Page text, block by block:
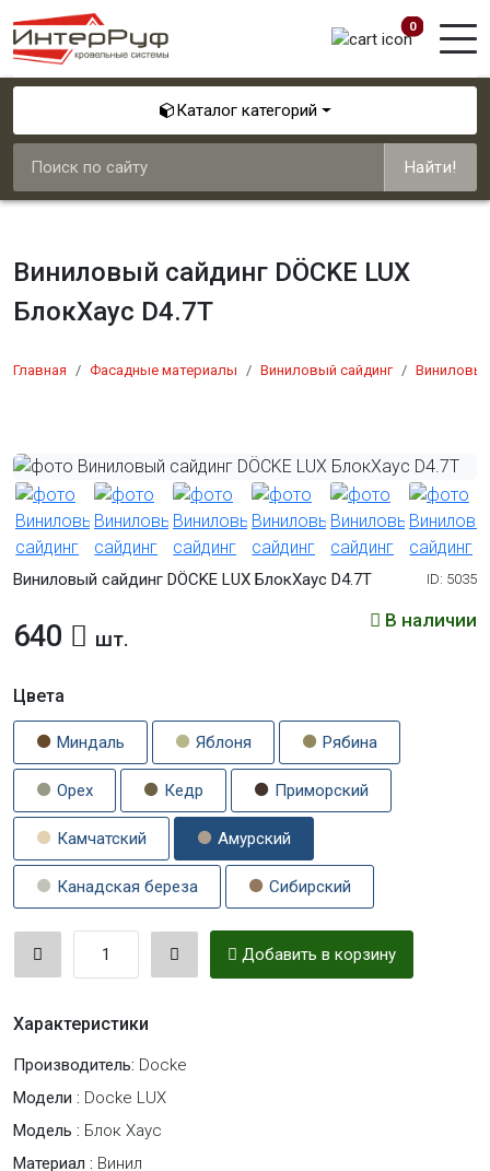
0
Каталог категорий
Найти!
Виниловый сайдинг DÖCKE LUX
БлокХаус D4.7T
Главная Фасадные материалы Виниловый сайдинг
Виниловый сайдинг DÖCKE LUX БлокХаус D4.7T ID: 5035
В наличии
640 шт.
Цвета
Миндаль Яблоня Рябина
Орех Кедр Приморский
Камчатский Амурский
Канадская береза Сибирский
Добавить в корзину
Характеристики
Производитель: Docke
Модели : Docke LUX
Модель : Блок Хаус
Материал : Винил